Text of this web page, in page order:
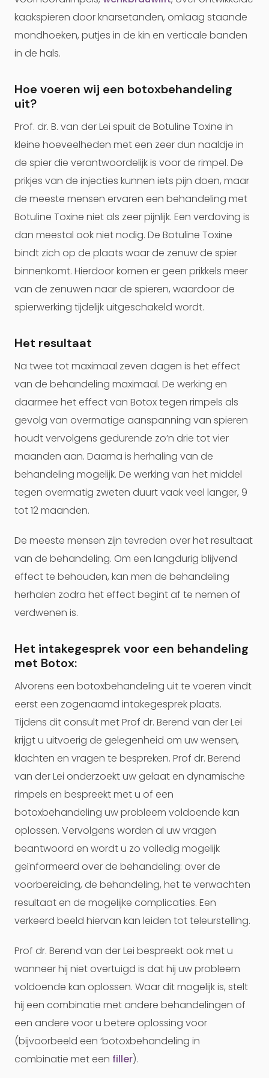
kaakspieren door knarsetanden, omlaag staande
mondhoeken, putjes in de kin en verticale banden
in de hals.
Hoe voeren wij een botoxbehandeling
uit?
Prof. dr. B. van der Lei spuit de Botuline Toxine in
kleine hoeveelheden met een zeer dun naaldje in
de spier die verantwoordelijk is voor de rimpel. De
prikjes van de injecties kunnen iets pijn doen, maar
de meeste mensen ervaren een behandeling met
Botuline Toxine niet als zeer pijnlijk. Een verdoving is
dan meestal ook niet nodig. De Botuline Toxine
bindt zich op de plaats waar de zenuw de spier
binnenkomt. Hierdoor komen er geen prikkels meer
van de zenuwen naar de spieren, waardoor de
spierwerking tijdelijk uitgeschakeld wordt.
Het resultaat
Na twee tot maximaal zeven dagen is het effect
van de behandeling maximaal. De werking en
daarmee het effect van Botox tegen rimpels als
gevolg van overmatige aanspanning van spieren
houdt vervolgens gedurende zo’n drie tot vier
maanden aan. Daarna is herhaling van de
behandeling mogelijk. De werking van het middel
tegen overmatig zweten duurt vaak veel langer, 9
tot 12 maanden.
De meeste mensen zijn tevreden over het resultaat
van de behandeling. Om een langdurig blijvend
effect te behouden, kan men de behandeling
herhalen zodra het effect begint af te nemen of
verdwenen is.
Het intakegesprek voor een behandeling
met Botox:
Alvorens een botoxbehandeling uit te voeren vindt
eerst een zogenaamd intakegesprek plaats.
Tijdens dit consult met Prof dr. Berend van der Lei
krijgt u uitvoerig de gelegenheid om uw wensen,
klachten en vragen te bespreken. Prof dr. Berend
van der Lei onderzoekt uw gelaat en dynamische
rimpels en bespreekt met u of een
botoxbehandeling uw probleem voldoende kan
oplossen. Vervolgens worden al uw vragen
beantwoord en wordt u zo volledig mogelijk
geïnformeerd over de behandeling: over de
voorbereiding, de behandeling, het te verwachten
resultaat en de mogelijke complicaties. Een
verkeerd beeld hiervan kan leiden tot teleurstelling.
Prof dr. Berend van der Lei bespreekt ook met u
wanneer hij niet overtuigd is dat hij uw probleem
voldoende kan oplossen. Waar dit mogelijk is, stelt
hij een combinatie met andere behandelingen of
een andere voor u betere oplossing voor
(bijvoorbeeld een ‘botoxbehandeling in
combinatie met een filler).